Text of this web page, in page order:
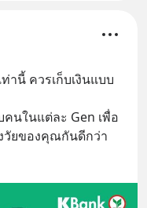
านี้ ควรเก็บเงินแบบ
นในแต่ละ Gen เพื่อ
วัยของคุณกันดีกว่า